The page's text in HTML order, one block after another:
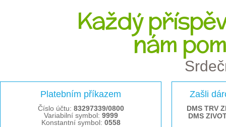
Každý
nám
Platebním příkazem
Číslo účtu: 83297339/0800
Variabilní symbol: 9999
Konstantní symbol: 0558
Zašli
DMS TRV
DMS